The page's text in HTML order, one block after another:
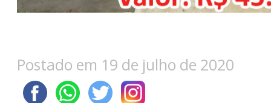
Postado em 19 de julho de 2020